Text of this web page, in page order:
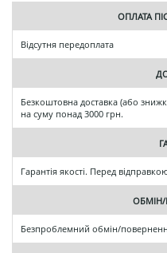
ОПЛАТА
Відсутня передоплата
Безкоштовна доставка (або
на суму понад 3000 грн.
Гарантія якості. Перед
Безпроблемний обмін/